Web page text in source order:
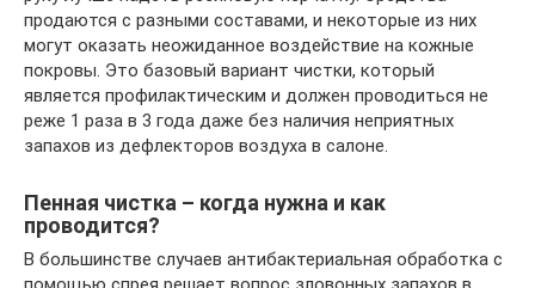
продаются с разными составами, и некоторые из них
могут оказать неожиданное воздействие на кожные
покровы. Это базовый вариант чистки, который
является профилактическим и должен проводиться не
реже 1 раза в 3 года даже без наличия неприятных
запахов из дефлекторов воздуха в салоне.
Пенная чистка – когда нужна и как
проводится?
В большинстве случаев антибактериальная обработка с